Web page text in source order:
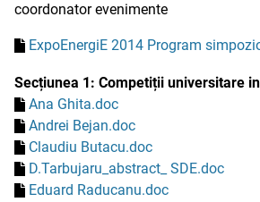
coordonator evenimente
ExpoEnergiE 2014 Program
Secțiunea 1: Competiții universitare
Ana Ghita.doc
Andrei Bejan.doc
Claudiu Butacu.doc
D.Tarbujaru_abstract_ SDE.doc
Eduard Raducanu.doc